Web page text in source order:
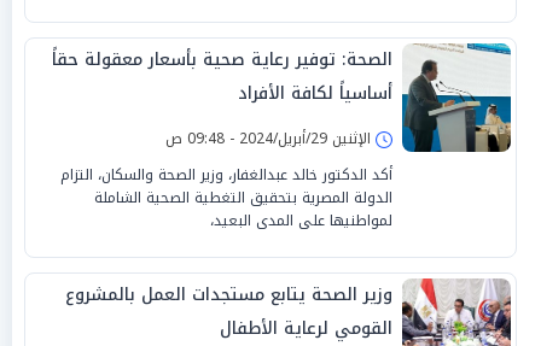
الصحة: توفير رعاية صحية بأسعار معقولة حقاً
أساسياً لكافة الأفراد
الإثنين 29/أبريل/2024 - 09:48 ص
أكد الدكتور خالد عبدالغفار، وزير الصحة والسكان، التزام
الدولة المصرية بتحقيق التغطية الصحية الشاملة
لمواطنيها على المدى البعيد،
وزير الصحة يتابع مستجدات العمل بالمشروع
القومي لرعاية الأطفال